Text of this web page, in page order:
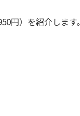
円）を紹介します。